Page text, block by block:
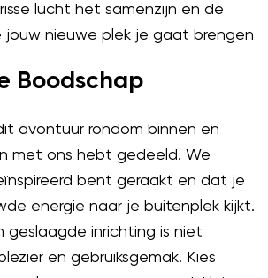
lucht het samenzijn en de
jouw nieuwe plek je gaat brengen
Boodschap
avontuur rondom binnen en
met ons hebt gedeeld. We
bent geraakt en dat je
energie naar je buitenplek kijkt.
geslaagde inrichting is niet
en gebruiksgemak. Kies